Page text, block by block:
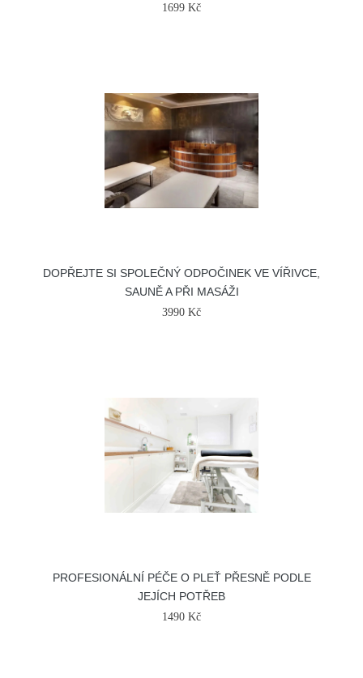
1699 Kč
DOPŘEJTE SI SPOLEČNÝ ODPOČINEK VE VÍŘIVCE,
SAUNĚ A PŘI MASÁŽI
3990 Kč
PROFESIONÁLNÍ PÉČE O PLEŤ PŘESNĚ PODLE
JEJÍCH POTŘEB
1490 Kč